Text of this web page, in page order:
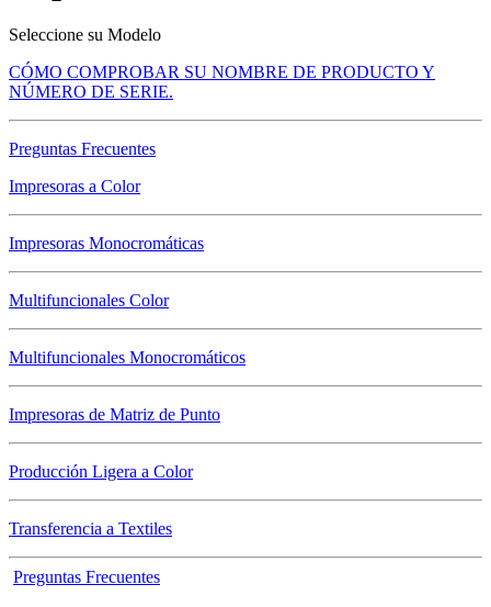
Seleccione su Modelo
CÓMO COMPROBAR SU NOMBRE DE PRODUCTO Y
NÚMERO DE SERIE.
Preguntas Frecuentes
Impresoras a Color
Impresoras Monocromáticas
Multifuncionales Color
Multifuncionales Monocromáticos
Impresoras de Matriz de Punto
Producción Ligera a Color
Transferencia a Textiles
Preguntas Frecuentes